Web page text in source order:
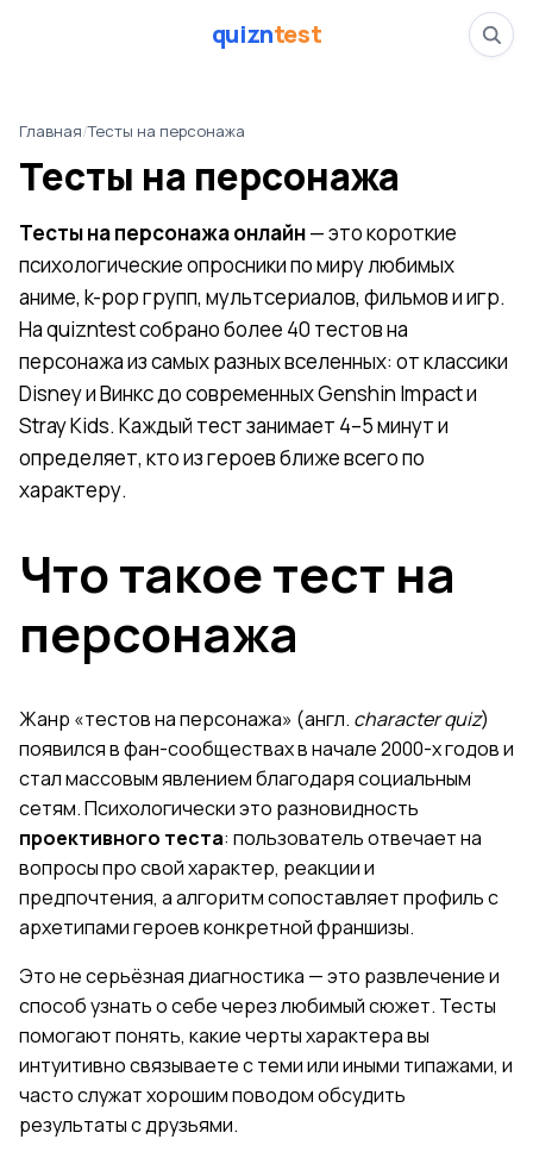
quizntest
Главная/Тесты на персонажа
Тесты на персонажа
Тесты на персонажа онлайн— это короткие
психологические опросники по миру любимых
аниме, k-pop групп, мультсериалов, фильмов и игр.
На quizntest собрано более 40 тестов на
персонажа из самых разных вселенных: от классики
Disney и Винкс до современных Genshin Impact и
Stray Kids. Каждый тест занимает 4–5 минут и
определяет, кто из героев ближе всего по
характеру.
Что такое тест на
персонажа
Жанр «тестов на персонажа» (англ. character quiz)
появился в фан-сообществах в начале 2000-х годов и
стал массовым явлением благодаря социальным
сетям. Психологически это разновидность
проективного теста: пользователь отвечает на
вопросы про свой характер, реакции и
предпочтения, а алгоритм сопоставляет профиль с
архетипами героев конкретной франшизы.
Это не серьёзная диагностика — это развлечение и
способ узнать о себе через любимый сюжет. Тесты
помогают понять, какие черты характера вы
интуитивно связываете с теми или иными типажами, и
часто служат хорошим поводом обсудить
результаты с друзьями.